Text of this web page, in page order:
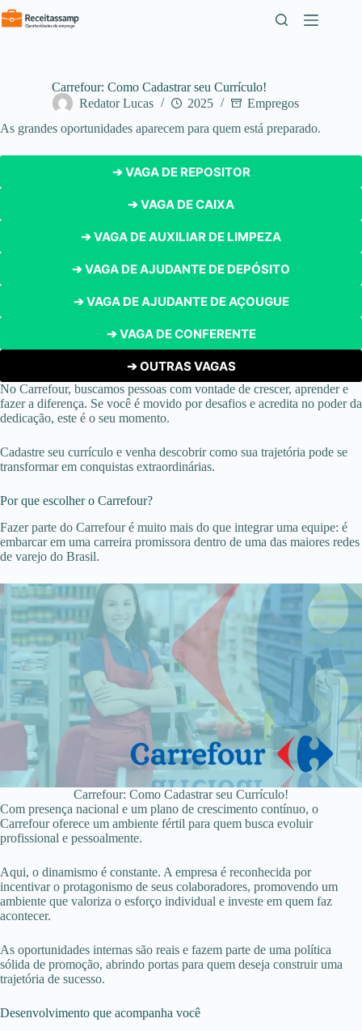
Pular
para
Carrefour: Como Cadastrar seu Currículo!
Redator Lucas
2025
Empregos
As grandes oportunidades aparecem para quem está preparado.
➔ VAGA DE REPOSITOR
➔ VAGA DE CAIXA
➔ VAGA DE AUXILIAR DE LIMPEZA
➔ VAGA DE AJUDANTE DE DEPÓSITO
➔ VAGA DE AJUDANTE DE AÇOUGUE
➔ VAGA DE CONFERENTE
➔ OUTRAS VAGAS
No Carrefour, buscamos pessoas com vontade de crescer, aprender e
fazer a diferença. Se você é movido por desafios e acredita no poder da
dedicação, este é o seu momento.
Cadastre seu currículo e venha descobrir como sua trajetória pode se
transformar em conquistas extraordinárias.
Por que escolher o Carrefour?
Fazer parte do Carrefour é muito mais do que integrar uma equipe: é
embarcar em uma carreira promissora dentro de uma das maiores redes
de varejo do Brasil.
Carrefour: Como Cadastrar seu Currículo!
Com presença nacional e um plano de crescimento contínuo, o
Carrefour oferece um ambiente fértil para quem busca evoluir
profissional e pessoalmente.
Aqui, o dinamismo é constante. A empresa é reconhecida por
incentivar o protagonismo de seus colaboradores, promovendo um
ambiente que valoriza o esforço individual e investe em quem faz
acontecer.
As oportunidades internas são reais e fazem parte de uma política
sólida de promoção, abrindo portas para quem deseja construir uma
trajetória de sucesso.
Desenvolvimento que acompanha você